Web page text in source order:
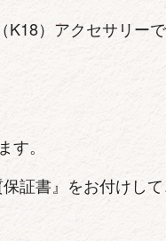
）アクセサリーで
。
証書』をお付けして